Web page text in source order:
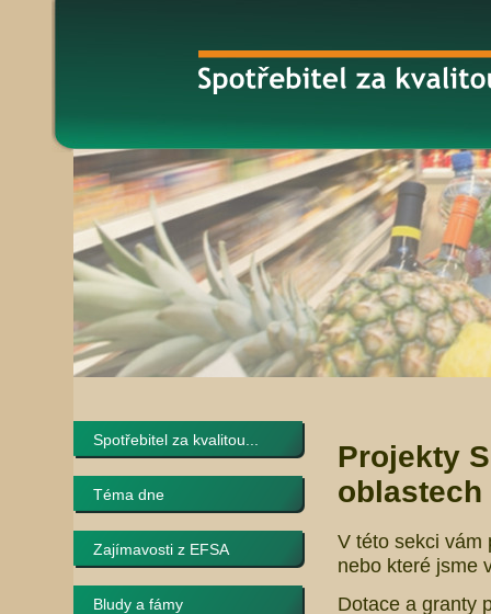
Spotřebitel za kvalitou...
Téma dne
Zajímavosti z EFSA
Bludy a fámy
Projekty
V této sekci vám
nebo které jsme
Dotace a granty